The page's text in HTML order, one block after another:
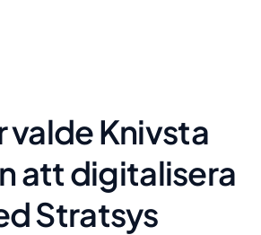
valde Knivsta
att digitalisera
Stratsys